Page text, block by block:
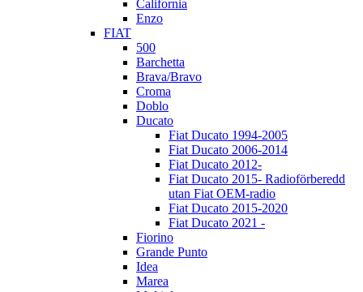
California
Enzo
FIAT
500
Barchetta
Brava/Bravo
Croma
Doblo
Ducato
Fiat Ducato 1994-2005
Fiat Ducato 2006-2014
Fiat Ducato 2012-
Fiat Ducato 2015- Radioförberedd
utan Fiat OEM-radio
Fiat Ducato 2015-2020
Fiat Ducato 2021 -
Fiorino
Grande Punto
Idea
Marea